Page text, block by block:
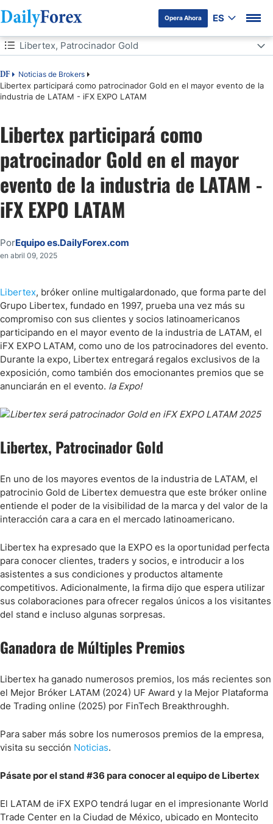
Opera Ahora ES
Tabla de contenidos
DF Noticias de Brokers
Libertex participará como patrocinador Gold en el mayor evento de la
industria de LATAM - iFX EXPO LATAM
Libertex, Patrocinador Gold
Libertex, Patrocinador Gold
Ganadora de Múltiples Premios
Patrocinios deportivos de Libertex
Libertex participará como
patrocinador Gold en el mayor
evento de la industria de LATAM -
iFX EXPO LATAM
PorEquipo es.DailyForex.com
en abril 09, 2025
Libertex, bróker online multigalardonado, que forma parte del
Grupo Libertex, fundado en 1997, prueba una vez más su
compromiso con sus clientes y socios latinoamericanos
participando en el mayor evento de la industria de LATAM, el
iFX EXPO LATAM, como uno de los patrocinadores del evento.
Durante la expo, Libertex entregará regalos exclusivos de la
exposición, como también dos emocionantes premios que se
anunciarán en el evento. la Expo!
Libertex, Patrocinador Gold
En uno de los mayores eventos de la industria de LATAM, el
patrocinio Gold de Libertex demuestra que este bróker online
entiende el poder de la visibilidad de la marca y del valor de la
interacción cara a cara en el mercado latinoamericano.
Libertex ha expresado que la EXPO es la oportunidad perfecta
para conocer clientes, traders y socios, e introducir a los
asistentes a sus condiciones y productos altamente
competitivos. Adicionalmente, la firma dijo que espera utilizar
sus colaboraciones para ofrecer regalos únicos a los visitantes
del stand e incluso algunas sorpresas.
Ganadora de Múltiples Premios
Libertex ha ganado numerosos premios, los más recientes son
el Mejor Bróker LATAM (2024) UF Award y la Mejor Plataforma
de Trading online (2025) por FinTech Breakthroughh.
Para saber más sobre los numerosos premios de la empresa,
visita su sección Noticias.
Pásate por el stand #36 para conocer al equipo de Libertex
El LATAM de iFX EXPO tendrá lugar en el impresionante World
Trade Center en la Ciudad de México, ubicado en Montecito